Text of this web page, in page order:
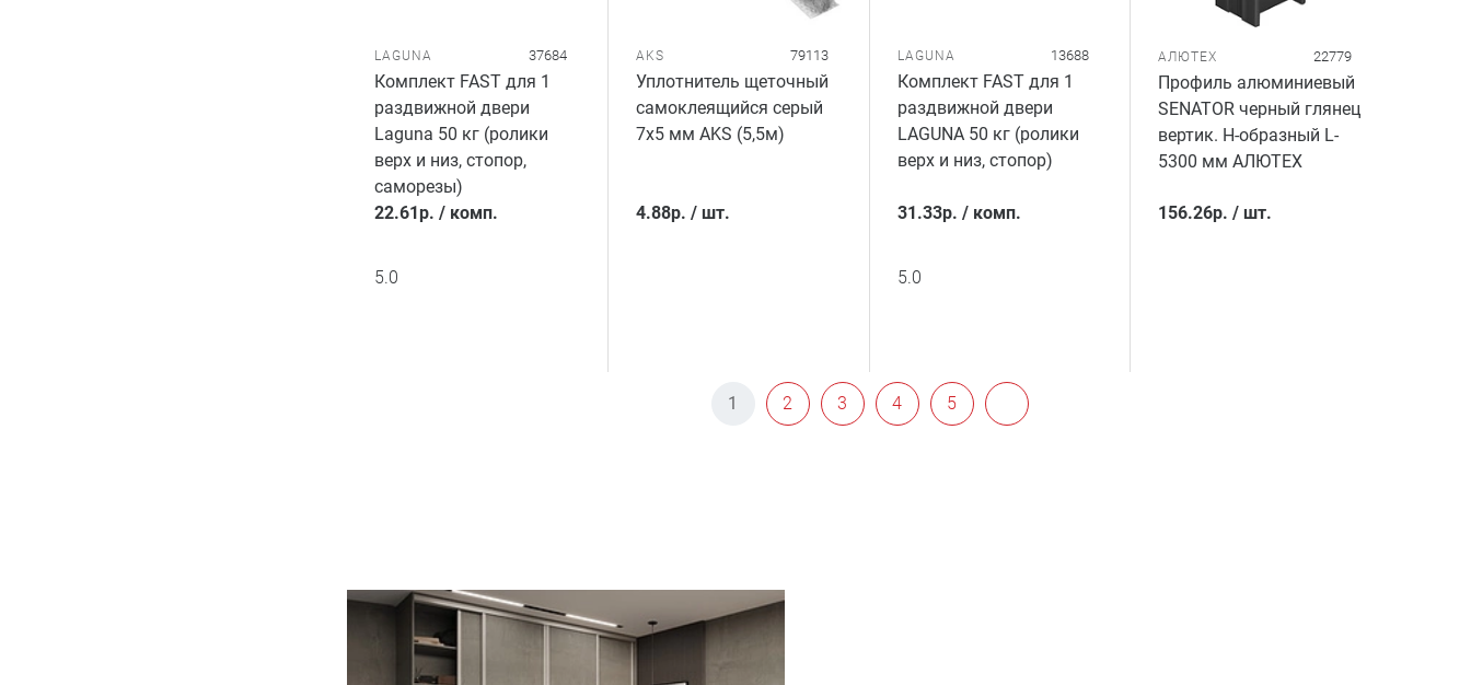
LAGUNA 37684
Комплект FAST для 1
раздвижной двери
Laguna 50 кг (ролики
верх и низ, стопор,
саморезы)
22.61р. / комп.
5.0
AKS 79113
Уплотнитель щеточный
самоклеящийся серый
7x5 мм AKS (5,5м)
4.88р. / шт.
LAGUNA 13688
Комплект FAST для 1
раздвижной двери
LAGUNA 50 кг (ролики
верх и низ, стопор)
31.33р. / комп.
5.0
АЛЮТЕХ 22779
Профиль алюминиевый
SENATOR черный глянец
вертик. Н-образный L-
5300 мм АЛЮТЕХ
156.26р. /шт.
1 2 3 4 5